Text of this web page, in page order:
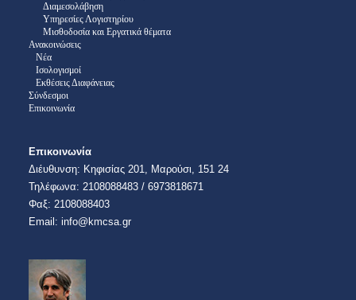
Διαμεσολάβηση
Υπηρεσίες Λογιστηρίου
Μισθοδοσία και Εργατικά θέματα
Ανακοινώσεις
Νέα
Ισολογισμοί
Εκθέσεις Διαφάνειας
Σύνδεσμοι
Επικοινωνία
Επικοινωνία
Διέυθυνση:​ Κηφισίας 201, Μαρούσι, 151 24
Τηλέφωνα: 2108088483 / 6973818671
​​Φαξ: 2108088403​
Email:​ info@kmcsa.gr